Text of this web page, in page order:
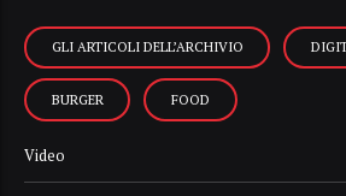
GLI ARTICOLI DELL’ARCHIVIO
BURGER FOOD
Video